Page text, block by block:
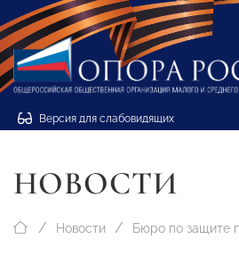
Версия для слабовидящих
НОВОСТИ
Новости